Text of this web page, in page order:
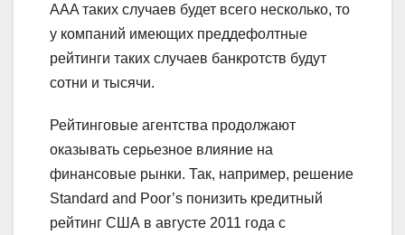
ААA таких случаев будет всего несколько, то
у компаний имеющих преддефолтные
рейтинги таких случаев банкротств будут
сотни и тысячи.
Рейтинговые агентства продолжают
оказывать серьезное влияние на
финансовые рынки. Так, например, решение
Standard and Poor’s понизить кредитный
рейтинг США в августе 2011 года с